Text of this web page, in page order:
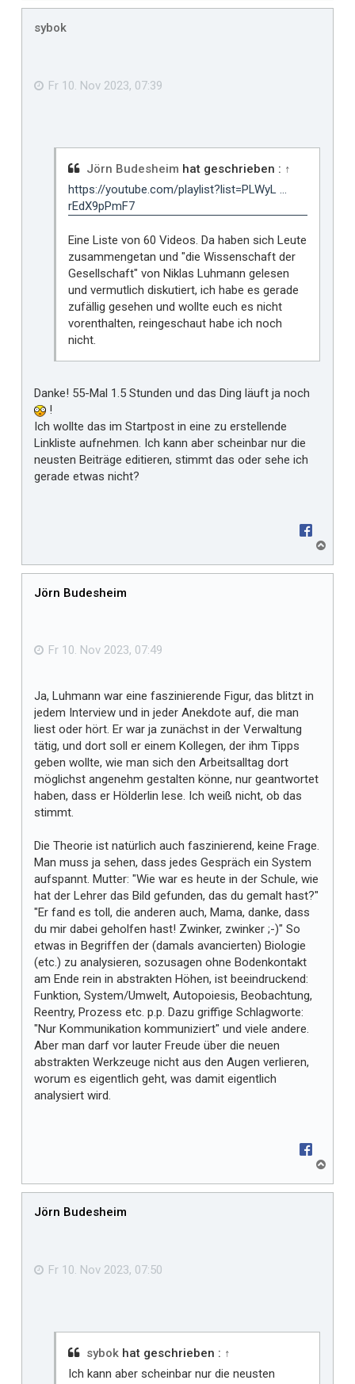
c
sybok
Fr 10. Nov 2023, 07:39
Jörn Budesheim hat geschrieben : ↑
https://youtube.com/playlist?list=PLWyL ...
rEdX9pPmF7
Eine Liste von 60 Videos. Da haben sich Leute
zusammengetan und "die Wissenschaft der
Gesellschaft" von Niklas Luhmann gelesen
und vermutlich diskutiert, ich habe es gerade
zufällig gesehen und wollte euch es nicht
vorenthalten, reingeschaut habe ich noch
nicht.
Danke! 55-Mal 1.5 Stunden und das Ding läuft ja noch
!
Ich wollte das im Startpost in eine zu erstellende
Linkliste aufnehmen. Ich kann aber scheinbar nur die
neusten Beiträge editieren, stimmt das oder sehe ich
gerade etwas nicht?
c
Jörn Budesheim
Fr 10. Nov 2023, 07:49
Ja, Luhmann war eine faszinierende Figur, das blitzt in
jedem Interview und in jeder Anekdote auf, die man
liest oder hört. Er war ja zunächst in der Verwaltung
tätig, und dort soll er einem Kollegen, der ihm Tipps
geben wollte, wie man sich den Arbeitsalltag dort
möglichst angenehm gestalten könne, nur geantwortet
haben, dass er Hölderlin lese. Ich weiß nicht, ob das
stimmt.
Die Theorie ist natürlich auch faszinierend, keine Frage.
Man muss ja sehen, dass jedes Gespräch ein System
aufspannt. Mutter: "Wie war es heute in der Schule, wie
hat der Lehrer das Bild gefunden, das du gemalt hast?"
"Er fand es toll, die anderen auch, Mama, danke, dass
du mir dabei geholfen hast! Zwinker, zwinker ;-)" So
etwas in Begriffen der (damals avancierten) Biologie
(etc.) zu analysieren, sozusagen ohne Bodenkontakt
am Ende rein in abstrakten Höhen, ist beeindruckend:
Funktion, System/Umwelt, Autopoiesis, Beobachtung,
Reentry, Prozess etc. p.p. Dazu griffige Schlagworte:
"Nur Kommunikation kommuniziert" und viele andere.
Aber man darf vor lauter Freude über die neuen
abstrakten Werkzeuge nicht aus den Augen verlieren,
worum es eigentlich geht, was damit eigentlich
analysiert wird.
c
Jörn Budesheim
Fr 10. Nov 2023, 07:50
sybok hat geschrieben : ↑
Ich kann aber scheinbar nur die neusten